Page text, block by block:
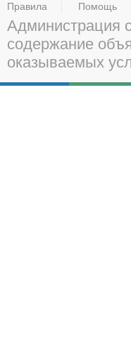
Правила Помощь
Администрация
содержание
оказываемых